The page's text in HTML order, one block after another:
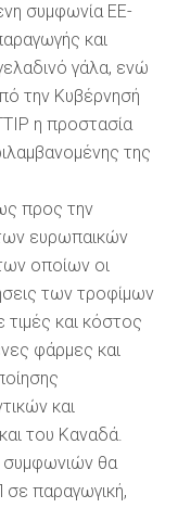
συμφωνία ΕΕ-
και
γάλα, ενώ
την Κυβέρνησή
η προστασία
της
προς την
ευρωπαικών
οποίων οι
των τροφίμων
και κόστος
φάρμες και
και
του Καναδά.
συμφωνιών θα
παραγωγική,